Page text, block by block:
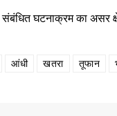
संबंधित घटनाक्रम का
आंधी खतरा तूफान